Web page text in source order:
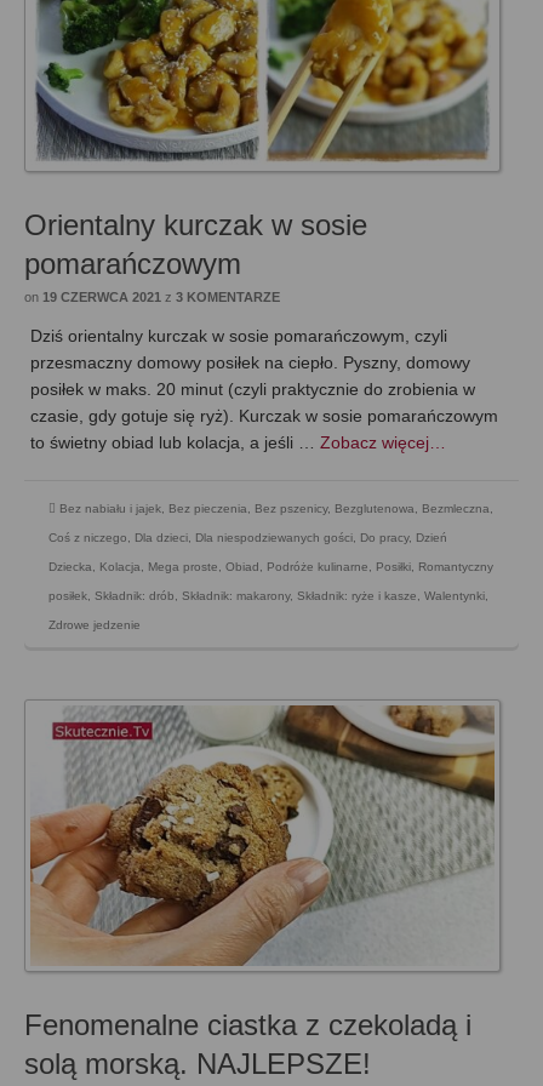
Orientalny kurczak w sosie
pomarańczowym
on 19 CZERWCA 2021 z 3 KOMENTARZE
Dziś orientalny kurczak w sosie pomarańczowym, czyli
przesmaczny domowy posiłek na ciepło. Pyszny, domowy
posiłek w maks. 20 minut (czyli praktycznie do zrobienia w
czasie, gdy gotuje się ryż). Kurczak w sosie pomarańczowym
to świetny obiad lub kolacja, a jeśli … Zobacz więcej…
Bez nabiału i jajek Bez pieczenia Bez pszenicy, Bezglutenowa Bezmleczna
Coś z niczego Dla dzieci Dla niespodziewanych gości Do pracy, Dzień
Dziecka Kolacja Mega proste Obiad Podróże kulinarne Posiłki Romantyczny
posiłek Składnik: drób Składnik: makarony, Składnik: ryże i kasze Walentynki
Zdrowe jedzenie
Fenomenalne ciastka z czekoladą i
solą morską. NAJLEPSZE!